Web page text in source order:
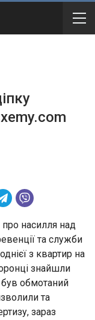
насилля над
та служби
з квартир на
знайшли
був обмотаний
та
зараз